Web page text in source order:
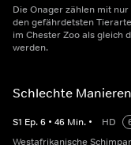
Die Onager zählen mit
den gefährdetsten
im Chester Zoo als gleich
werden.
Schlechte Manieren
S1 Ep.6 • 46 Min. • HD
Westafrikanische